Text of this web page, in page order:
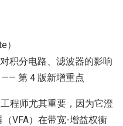
）
积分电路、滤波器的影响
—— 第 4 版新增重点
程师尤其重要，因为它澄
VFA）在带宽-增益权衡